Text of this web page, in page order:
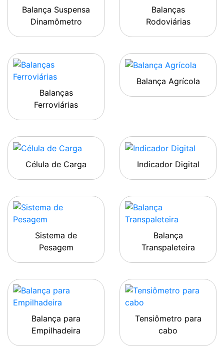
Balança Suspensa
Dinamômetro
Balanças
Rodoviárias
Balanças
Ferroviárias
Balança Agrícola
Célula de Carga Indicador Digital
Sistema de
Pesagem
Balança
Transpaleteira
Balança para
Empilhadeira
Tensiômetro para
cabo